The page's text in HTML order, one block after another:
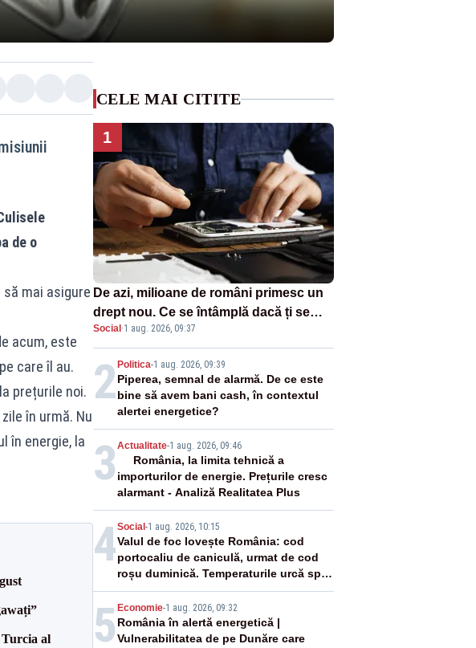
de o
mai asigure
acum, este
care îl au.
prețurile noi.
în urmă. Nu
în energie, la
al
CELE MAI CITITE
1
De azi, milioane de români primesc un
drept nou. Ce se întâmplă dacă ți se
strică un produs
Social ·1 aug. 2026, 09:37
2 Politica-1 aug. 2026, 09:39
Piperea, semnal de alarmă. De ce este
bine să avem bani cash, în contextul
alertei energetice?
3 Actualitate-1 aug. 2026, 09:46
România, la limita tehnică a
importurilor de energie. Prețurile cresc
alarmant - Analiză Realitatea Plus
4Social -1 aug. 2026, 10:15
Valul de foc lovește România: cod
portocaliu de caniculă, urmat de cod
roșu duminică. Temperaturile urcă spre
40°C
5 Economie-1 aug. 2026, 09:32
România în alertă energetică |
Vulnerabilitatea de pe Dunăre care